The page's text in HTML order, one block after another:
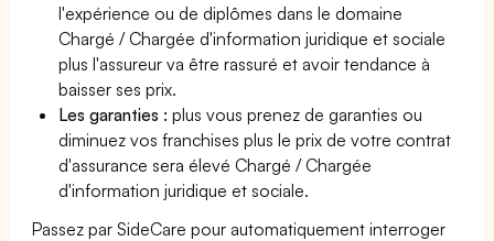
l'expérience ou de diplômes dans le domaine
Chargé / Chargée d'information juridique et sociale
plus l'assureur va être rassuré et avoir tendance à
baisser ses prix.
Les garanties :plus vous prenez de garanties ou
diminuez vos franchises plus le prix de votre contrat
d'assurance sera élevé Chargé / Chargée
d'information juridique et sociale.
Passez par SideCare pour automatiquement interroger